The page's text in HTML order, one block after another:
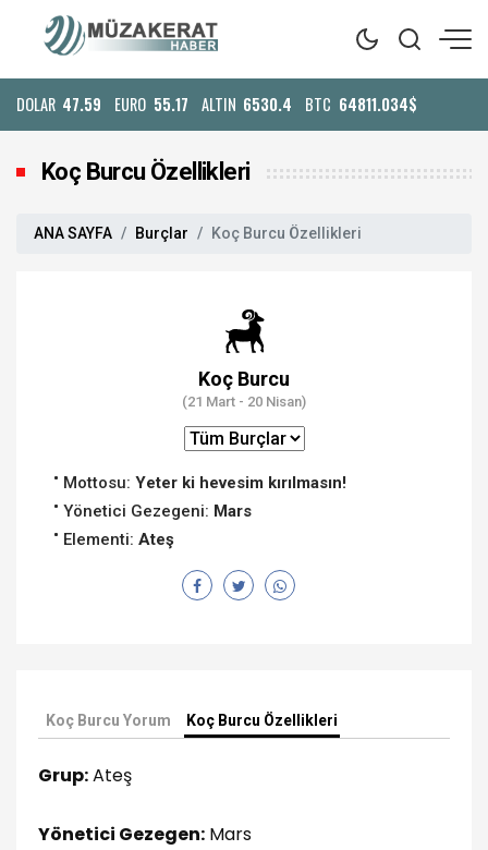
DOLAR 47.59 EURO 55.17 ALTIN 6530.4 BTC 64811.034$
Koç Burcu Özellikleri
ANA SAYFA Burçlar Koç Burcu Özellikleri
Koç Burcu
(21 Mart - 20 Nisan)
Mottosu: Yeter ki hevesim kırılmasın!
Yönetici Gezegeni: Mars
Elementi: Ateş
Koç Burcu Yorum Koç Burcu Özellikleri
Grup:Ateş
Yönetici Gezegen: Mars